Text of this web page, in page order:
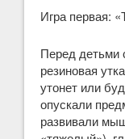
Игра первая:
Перед детьми
резиновая
утонет или
опускали
развивали